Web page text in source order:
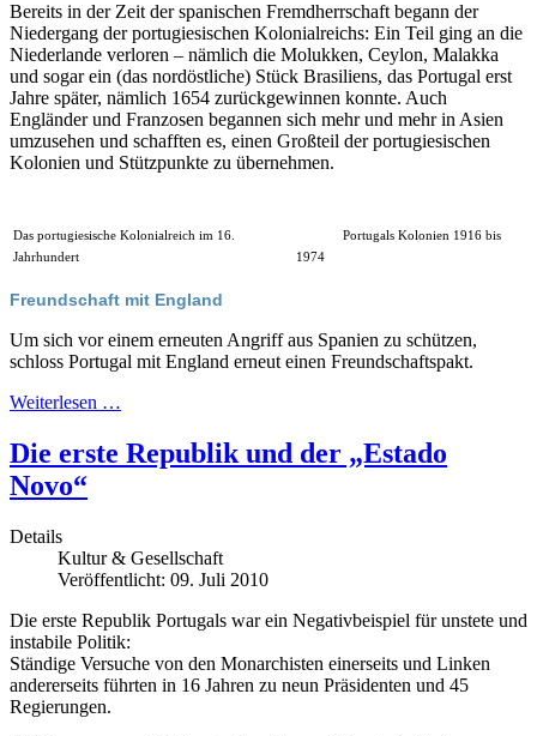
Bereits in der Zeit der spanischen Fremdherrschaft begann der
Niedergang der portugiesischen Kolonialreichs: Ein Teil ging an die
Niederlande verloren – nämlich die Molukken, Ceylon, Malakka
und sogar ein (das nordöstliche) Stück Brasiliens, das Portugal erst
Jahre später, nämlich 1654 zurückgewinnen konnte. Auch
Engländer und Franzosen begannen sich mehr und mehr in Asien
umzusehen und schafften es, einen Großteil der portugiesischen
Kolonien und Stützpunkte zu übernehmen.
Das portugiesische Kolonialreich im 16.
Jahrhundert
Portugals Kolonien 1916 bis
1974
Freundschaft mit England
Um sich vor einem erneuten Angriff aus Spanien zu schützen,
schloss Portugal mit England erneut einen Freundschaftspakt.
Weiterlesen …
Die erste Republik und der „Estado
Novo“
Details
Kultur & Gesellschaft
Veröffentlicht: 09. Juli 2010
Die erste Republik Portugals war ein Negativbeispiel für unstete und
instabile Politik:
Ständige Versuche von den Monarchisten einerseits und Linken
andererseits führten in 16 Jahren zu neun Präsidenten und 45
Regierungen.